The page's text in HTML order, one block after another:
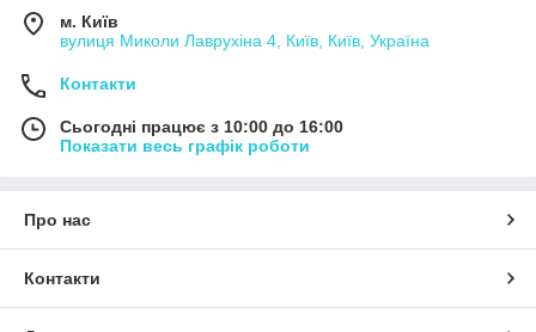
м. Київ
вулиця Миколи Лаврухіна 4, Київ, Київ, Україна
Контакти
Сьогодні працює з 10:00 до 16:00
Показати весь графік роботи
Про нас
Контакти